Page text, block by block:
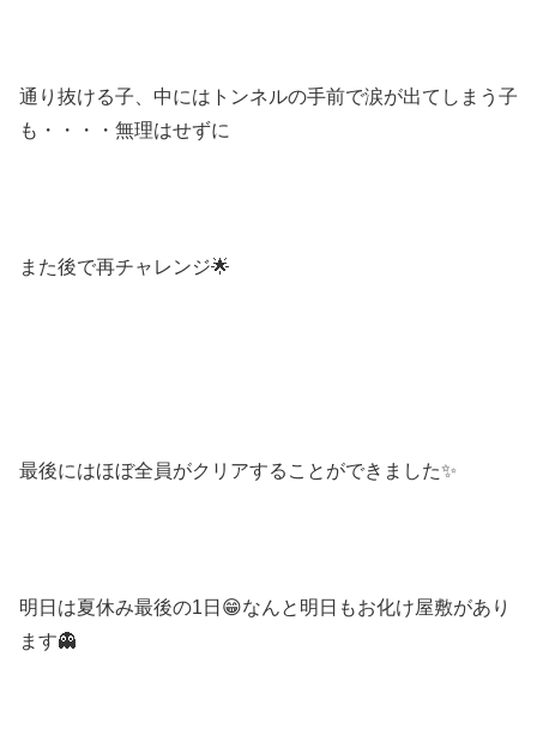
通り抜ける子、中にはトンネルの手前で涙が出てしまう子
も・・・・無理はせずに
また後で再チャレンジ🌟
最後にはほぼ全員がクリアすることができました✨
明日は夏休み最後の1日😁なんと明日もお化け屋敷があり
ます👻